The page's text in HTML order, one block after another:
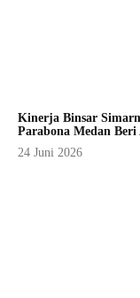
Kinerja Binsar
Parabona Medan
24 Juni 2026